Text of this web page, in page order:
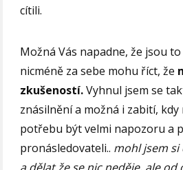
cítili.
Možná Vás napadne, že jsou
nicméně za sebe mohu říct, že
zkušeností.Vyhnul jsem se
znásilnění a možná i zabití, kdy
potřebu být velmi napozoru a
pronásledovateli.. mohl jsem